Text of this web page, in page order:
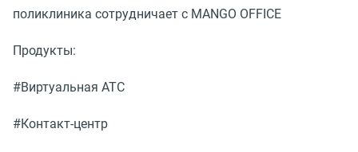
поликлиника сотрудничает с MANGO OFFICE
Продукты:
#Виртуальная АТС
#Контакт-центр